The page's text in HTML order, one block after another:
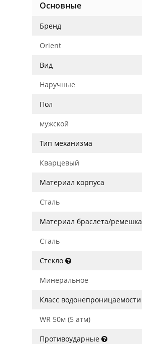
Основные
Бренд
Orient
Вид
Наручные
Пол
мужской
Тип механизма
Кварцевый
Материал корпуса
Сталь
Материал браслета/ремешка
Сталь
Стекло
Минеральное
Класс водонепроницаемости
WR 50м (5 атм)
Противоударные